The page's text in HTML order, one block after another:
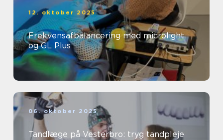
12. oktober 2025
Frekvensafbalancering med microlight
og GL Plus
06. oktober 2025
Tandlæge på Vesterbro: tryg tandpleje